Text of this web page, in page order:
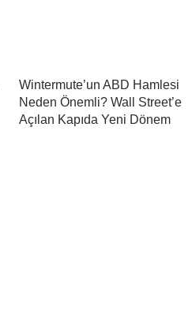
Wintermute’un ABD Hamlesi
Neden Önemli? Wall Street’e
Açılan Kapıda Yeni Dönem